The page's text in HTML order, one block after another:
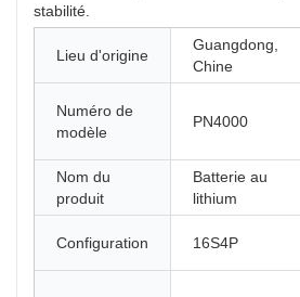
stabilité.
Lieu d'origine
Guangdong,
Chine
Numéro de
modèle
PN4000
Nom du
produit
Batterie au
lithium
Configuration 16S4P